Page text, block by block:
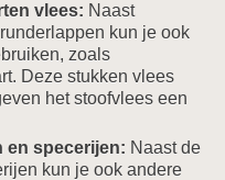
vlees: Naast
kun je ook
zoals
Deze stukken vlees
het stoofvlees een
en specerijen: Naast de
kun je ook andere